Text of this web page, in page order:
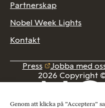
Genom att klicka på ”Acceptera”
Partnerskap
Nobel Week Lights
Kontakt
Press Jobba med
2026 Copyright